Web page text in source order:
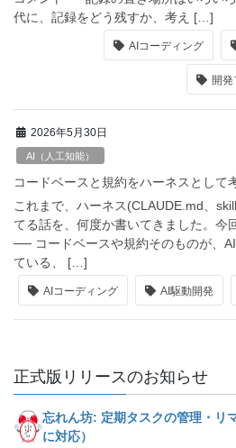
代に、記録をどう残すか、考え […]
AIコーディング
開発
2026年5月30日
AI（人工知能）
コードベースと規約をハーネスとして
これまで、ハーネス(CLAUDE.md、
てる話を、何度か書いてきました。今
── コードベースや規約そのものが、
ている、 […]
AIコーディング AI駆動開発
正式版リリースのお知らせ
忘れん坊: 定期タスクの管理・リ
に対応）